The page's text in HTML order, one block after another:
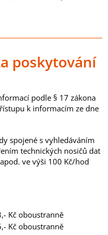
poskytování
podle § 17 zákona
k informacím ze dne
spojené s vyhledáváním
technických nosičů dat
ve výši 100 Kč/hod
Kč oboustranně
Kč oboustranně